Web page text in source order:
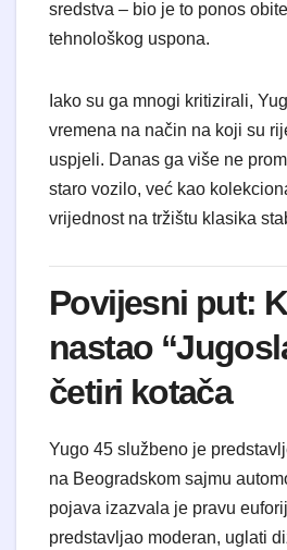
sredstva – bio je to ponos
tehnološkog uspona.
Iako su ga mnogi kritizirali,
vremena na način na koji su
uspjeli. Danas ga više ne
staro vozilo, već kao
vrijednost na tržištu klasika
Povijesni put:
nastao
četiri kotača
Yugo 45 službeno je
na Beogradskom sajmu
pojava izazvala je pravu
predstavljao moderan, uglati